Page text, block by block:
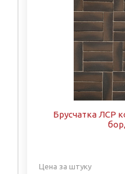
Брусчатка ЛСР
Цена за штуку